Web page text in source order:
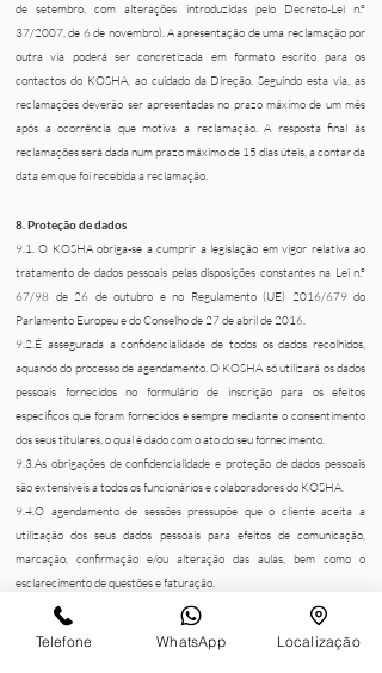
de setembro, com alterações introduzidas pelo Decreto-Lei n.º
37/2007, de 6 de novembro). A apresentação de uma reclamação por
outra via poderá ser concretizada em formato escrito para os
contactos do KOSHA, ao cuidado da Direção. Seguindo esta via, as
reclamações deverão ser apresentadas no prazo máximo de um mês
após a ocorrência que motiva a reclamação. A resposta final às
reclamações será dada num prazo máximo de 15 dias úteis, a contar da
data em que foi recebida a reclamação.
8. Proteção de dados
9.1. O KOSHA obriga-se a cumprir a legislação em vigor relativa ao
tratamento de dados pessoais pelas disposições constantes na Lei n.º
67/98 de 26 de outubro e no Regulamento (UE) 2016/679 do
Parlamento Europeu e do Conselho de 27 de abril de 2016.
9.2.É assegurada a confidencialidade de todos os dados recolhidos,
aquando do processo de agendamento. O KOSHA só utilizará os dados
pessoais fornecidos no formulário de inscrição para os efeitos
específicos que foram fornecidos e sempre mediante o consentimento
dos seus titulares, o qual é dado com o ato do seu fornecimento.
9.3.As obrigações de confidencialidade e proteção de dados pessoais
são extensíveis a todos os funcionários e colaboradores do KOSHA.
9.4.O agendamento de sessões pressupõe que o cliente aceita a
utilização dos seus dados pessoais para efeitos de comunicação,
marcação, confirmação e/ou alteração das aulas, bem como o
esclarecimento de questões e faturação.
9.5.O KOSHA não se responsabiliza por qualquer fuga de dados
decorrente de qualquer ataque de segurança ou falha registada nos
servidores onde se encontra alojada a informação, que não são do
Telefone WhatsApp Localização